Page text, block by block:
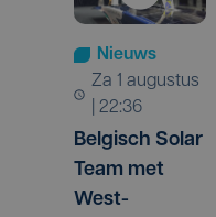
Nieuws
za 1 augustus
| 22:36
Belgisch Solar
Team met
West-